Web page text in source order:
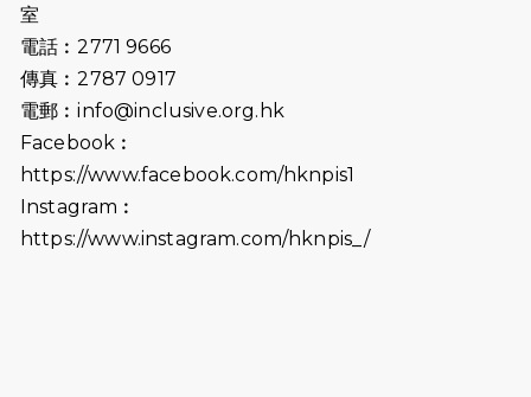
2026-07-02
2026-06-25
（19:00開始）
2026-06-18
猛龍長跑隊恆常練習 - 6月18日
2026-06-11
猛龍長跑隊恆常練習 - 6月11日（19:00
室
電話︰2771 9666
傳真︰2787 0917
電郵︰info@inclusive.org.hk
Facebook︰
https://www.facebook.com/hknpis1
Instagram︰
https://www.instagram.com/hknpis_/